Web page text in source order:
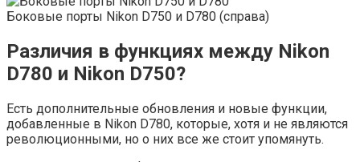
Боковые порты Nikon D750 и D780 (справа)
Различия в функциях между Nikon
D780 и Nikon D750?
Есть дополнительные обновления и новые функции,
добавленные в Nikon D780, которые, хотя и не являются
революционными, но о них все же стоит упомянуть.